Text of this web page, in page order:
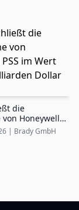
die
Honeywell
von 1,4
ab
| Brady GmbH